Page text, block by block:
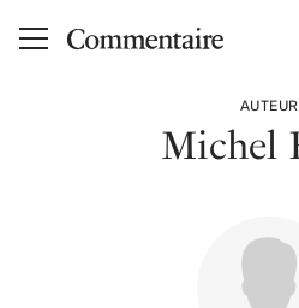
Aller au contenu principal
AUTEUR
Michel